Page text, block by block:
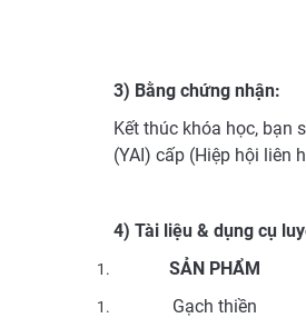
3) Bằng chứng nhận:
Kết thúc khóa học, bạn
(YAI) cấp (Hiệp hội liên
4) Tài liệu & dụng cụ
SẢN PHẨM
Gạch thiền